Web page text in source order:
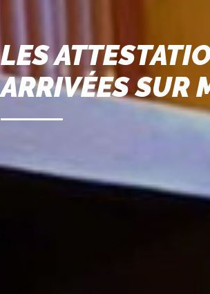
LES
ARRIVÉES SUR